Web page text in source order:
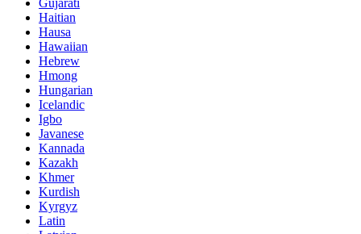
Haitian
Hausa
Hawaiian
Hebrew
Hmong
Hungarian
Icelandic
Igbo
Javanese
Kannada
Kazakh
Khmer
Kurdish
Kyrgyz
Latin